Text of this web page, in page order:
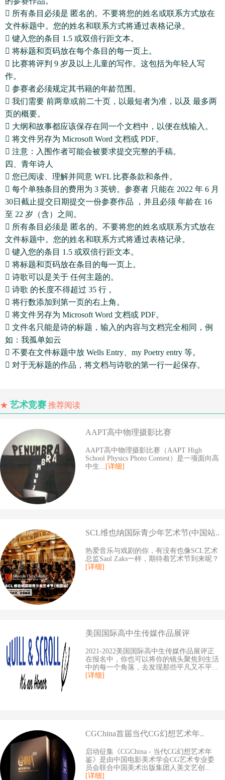
 所有条目必须是 匿名的。不要将您的姓名或联系方式放在
文件标题中。您的姓名和联系方式将通过表格记录。
 键入您的条目 1.5 或双倍行距文本。
 将标题和页码放在每个条目的每一页上。
 比赛将评判 9 岁及以上儿童的写作。这包括为年轻人写
作。
 参赛者必须规定其书籍的年龄范围。
 我们需要 前两章或前二十页，以最短者为准，以及 最多两
页的概要。
 大纲和故事都应该保存在同一个文档中，以便在线输入。
 将文件另存为 Microsoft Word 文档或 PDF。
 注意：入围作者可能会被要求提交完整的手稿。
四、青年诗人
 您已阅读、理解并同意 WFL 比赛条款和条件。
 每个单独条目的费用为 3 英镑。参赛者 只能在 2022 年 6 月
30日截止提交日期提交一份参赛作品 ，并且必须 年龄在 16
至 22 岁（含）之间。
 所有条目必须是 匿名的。不要将您的姓名或联系方式放在
文件标题中。您的姓名和联系方式将通过表格记录。
 键入您的条目 1.5 或双倍行距文本。
 将标题和页码放在条目的每一页上。
 诗歌可以是关于 任何主题的。
 诗歌 的长度不得超过 35 行 。
 将行数添加到第一页的右上角。
 将文件另存为 Microsoft Word 文档或 PDF。
 文件名只能是诗的标题，输入的内容与文档完全相同，例
如：我孤单如云
 不要在文件标题中放 Wells Entry、my Poetry entry 等。
 对于无标题的作品，将文档与诗歌的第一行一起保存。
★ 艺术竞赛 推荐阅读
AAPT高中物理摄影比赛
AAPT高中物理摄影比赛（AAPT High
School Physics Photo Contest）是一项面向高
中生... [详细]
SCL维也纳国际青少年艺术节(中国站..
热爱音乐与戏剧的你，有没有也像SCL艺术
总监Saul Zaks一样，期待着艺术节到来呢？
[详细]
美国国际高中生传媒作品展评
2021-2022美国国际高中生传媒作品展评正
在报名中，你也可以将你的镜头聚焦到生活
中的每一个角落，去发现那些平凡又不平...
[详细]
CGChina首届当代CG幻想艺术年..
启动征集《CGChina - 当代CG幻想艺术年
鉴》是由中国电影美术学会CG艺术专业委
员会联合中国美术出版集团人美文艺创...
[详细]